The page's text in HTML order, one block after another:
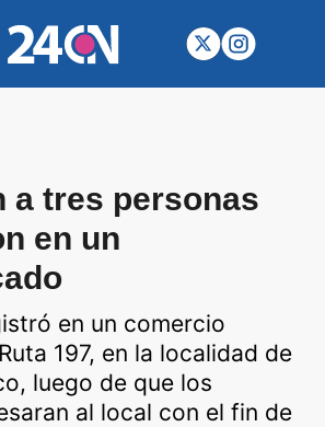
a tres personas
en un
en un comercio
197, en la localidad de
luego de que los
al local con el fin de